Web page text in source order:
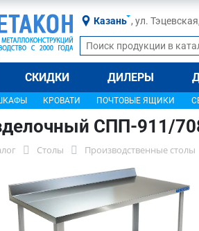
Казань , ул.
СКИДКИ ДИЛЕРЫ
КРОВАТИ ПОЧТОВЫЕ ЯЩИКИ
СПП-911/
Столы Производственные столы